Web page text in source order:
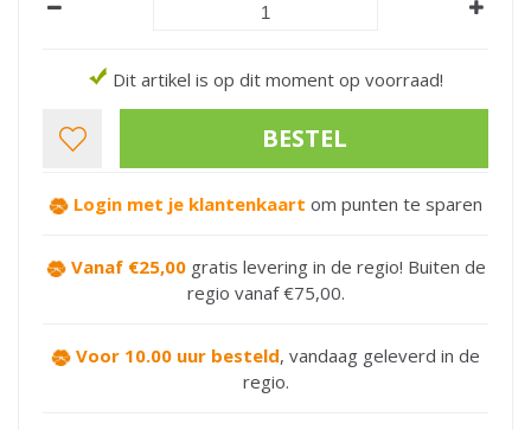
Dit artikel is op dit moment op voorraad!
Login met je klantenkaart om punten te sparen
Vanaf €25,00gratis levering in de regio! Buiten de
regio vanaf €75,00.
Voor 10.00 uur besteld, vandaag geleverd in de
regio.